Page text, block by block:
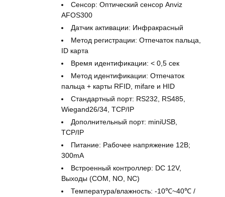
Сенсор: Оптический сенсор Anviz
AFOS300
Датчик активации: Инфракрасный
Метод регистрации: Отпечаток пальца,
ID карта
Время идентификации: < 0,5 сек
Метод идентификации: Отпечаток
пальца + карты RFID, mifare и HID
Стандартный порт: RS232, RS485,
Wiegand26/34, TCP/IP
Дополнительный порт: miniUSB,
TCP/IP
Питание: Рабочее напряжение 12В;
300mA
Встроенный контроллер: DC 12V,
Выходы (COM, NO, NC)
Температура/влажность: -10℃~40℃ /